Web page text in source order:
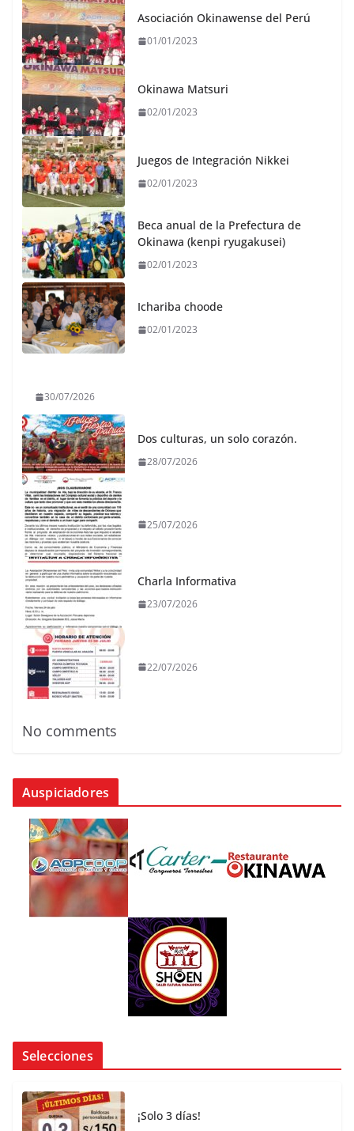
Asociación Okinawense del Perú
01/01/2023
Okinawa Matsuri
02/01/2023
Juegos de Integración Nikkei
02/01/2023
Beca anual de la Prefectura de
Okinawa (kenpi ryugakusei)
02/01/2023
Ichariba choode
02/01/2023
30/07/2026
Dos culturas, un solo corazón.
28/07/2026
25/07/2026
Charla Informativa
23/07/2026
22/07/2026
No comments
Auspiciadores
Selecciones
¡Solo 3 días!